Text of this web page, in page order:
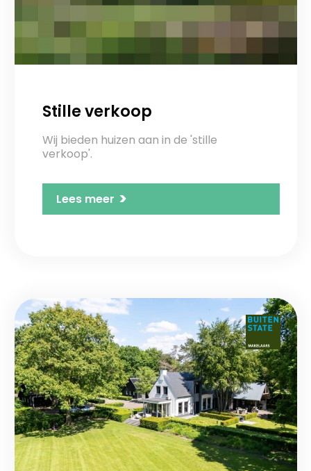
Stille verkoop
Wij bieden huizen aan in de 'stille
verkoop'.
Lees meer >